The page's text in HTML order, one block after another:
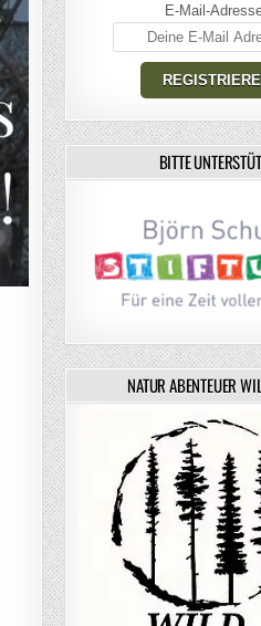
E-Mail-
BITTE
NATUR ABENTEUER